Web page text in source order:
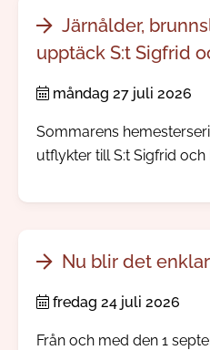
Järnålder,
upptäck S:t Sigfrid
måndag 27 juli 2026
Sommarens
utflykter till S:t Sigfrid
järnåldershistoria, gamla
dricka hälsobringande
Nu blir det
fredag 24 juli 2026
Från och med den 1